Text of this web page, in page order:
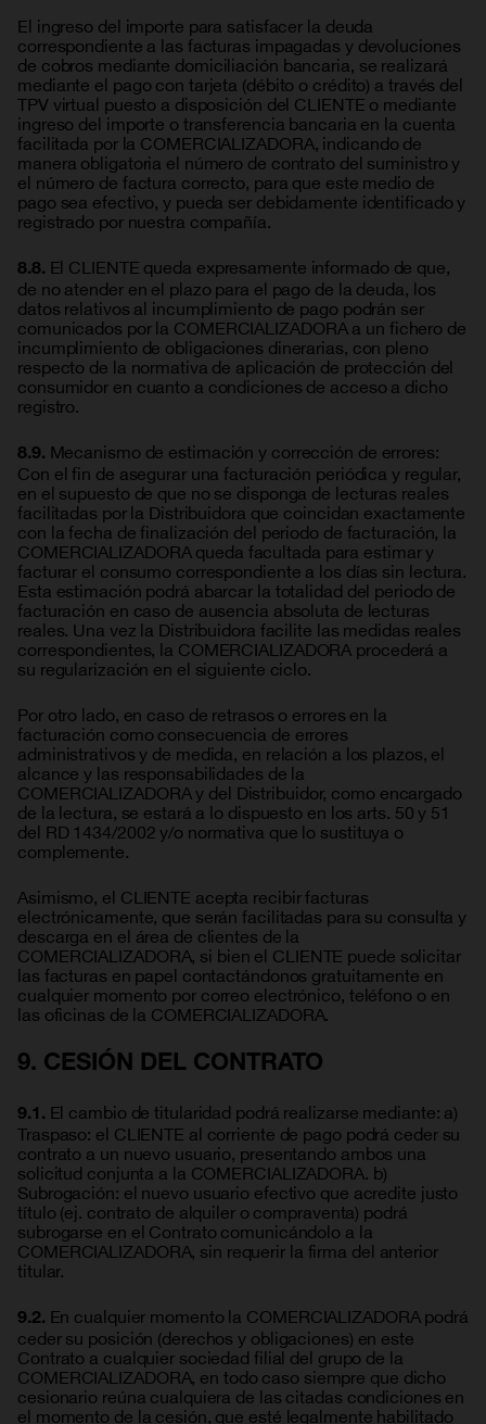
El ingreso del importe para satisfacer la deuda
correspondiente a las facturas impagadas y devoluciones
de cobros mediante domiciliación bancaria, se realizará
mediante el pago con tarjeta (débito o crédito) a través del
TPV virtual puesto a disposición del CLIENTE o mediante
ingreso del importe o transferencia bancaria en la cuenta
facilitada por la COMERCIALIZADORA, indicando de
manera obligatoria el número de contrato del suministro y
el número de factura correcto, para que este medio de
pago sea efectivo, y pueda ser debidamente identificado y
registrado por nuestra compañía.
8.8. El CLIENTE queda expresamente informado de que,
de no atender en el plazo para el pago de la deuda, los
datos relativos al incumplimiento de pago podrán ser
comunicados por la COMERCIALIZADORA a un fichero de
incumplimiento de obligaciones dinerarias, con pleno
respecto de la normativa de aplicación de protección del
consumidor en cuanto a condiciones de acceso a dicho
registro.
8.9. Mecanismo de estimación y corrección de errores:
Con el fin de asegurar una facturación periódica y regular,
en el supuesto de que no se disponga de lecturas reales
facilitadas por la Distribuidora que coincidan exactamente
con la fecha de finalización del periodo de facturación, la
COMERCIALIZADORA queda facultada para estimar y
facturar el consumo correspondiente a los días sin lectura.
Esta estimación podrá abarcar la totalidad del periodo de
facturación en caso de ausencia absoluta de lecturas
reales. Una vez la Distribuidora facilite las medidas reales
correspondientes, la COMERCIALIZADORA procederá a
su regularización en el siguiente ciclo.
Por otro lado, en caso de retrasos o errores en la
facturación como consecuencia de errores
administrativos y de medida, en relación a los plazos, el
alcance y las responsabilidades de la
COMERCIALIZADORA y del Distribuidor, como encargado
de la lectura, se estará a lo dispuesto en los arts. 50 y 51
del RD 1434/2002 y/o normativa que lo sustituya o
complemente.
Asimismo, el CLIENTE acepta recibir facturas
electrónicamente, que serán facilitadas para su consulta y
descarga en el área de clientes de la
COMERCIALIZADORA, si bien el CLIENTE puede solicitar
las facturas en papel contactándonos gratuitamente en
cualquier momento por correo electrónico, teléfono o en
las oficinas de la COMERCIALIZADORA.
9. CESIÓN DEL CONTRATO
9.1. El cambio de titularidad podrá realizarse mediante: a)
Traspaso: el CLIENTE al corriente de pago podrá ceder su
contrato a un nuevo usuario, presentando ambos una
solicitud conjunta a la COMERCIALIZADORA. b)
Subrogación: el nuevo usuario efectivo que acredite justo
título (ej. contrato de alquiler o compraventa) podrá
subrogarse en el Contrato comunicándolo a la
COMERCIALIZADORA, sin requerir la firma del anterior
titular.
9.2. En cualquier momento la COMERCIALIZADORA podrá
ceder su posición (derechos y obligaciones) en este
Contrato a cualquier sociedad filial del grupo de la
COMERCIALIZADORA, en todo caso siempre que dicho
cesionario reúna cualquiera de las citadas condiciones en
el momento de la cesión, que esté legalmente habilitado